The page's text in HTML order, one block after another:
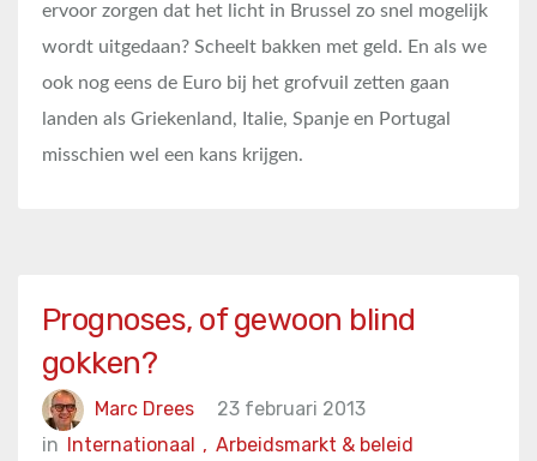
ervoor zorgen dat het licht in Brussel zo snel mogelijk
wordt uitgedaan? Scheelt bakken met geld. En als we
ook nog eens de Euro bij het grofvuil zetten gaan
landen als Griekenland, Italie, Spanje en Portugal
misschien wel een kans krijgen.
Prognoses, of gewoon blind
gokken?
Marc Drees
23 februari 2013
in
Arbeidsmarkt & beleid
Internationaal ,